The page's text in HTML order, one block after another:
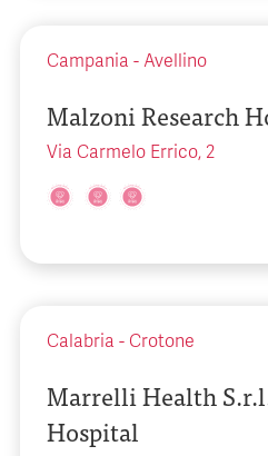
Campania - Avellino
Malzoni Research
Via Carmelo Errico, 2
Calabria - Crotone
Marrelli Health
Hospital